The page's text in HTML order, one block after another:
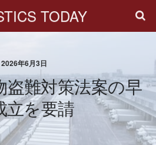
TODAY
2026年6月3日
盗難対策法案の早
立を要請